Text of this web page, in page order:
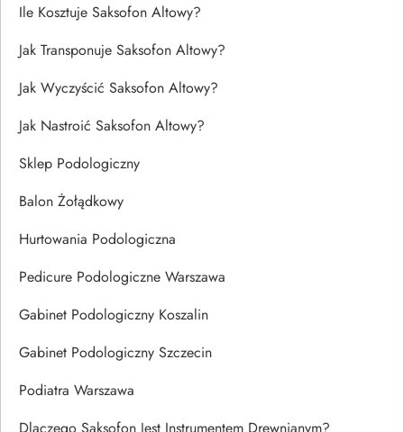
Ile Kosztuje Saksofon Altowy?
Jak Transponuje Saksofon Altowy?
Jak Wyczyścić Saksofon Altowy?
Jak Nastroić Saksofon Altowy?
Sklep Podologiczny
Balon Żołądkowy
Hurtowania Podologiczna
Pedicure Podologiczne Warszawa
Gabinet Podologiczny Koszalin
Gabinet Podologiczny Szczecin
Podiatra Warszawa
Dlaczego Saksofon Jest Instrumentem Drewnianym?